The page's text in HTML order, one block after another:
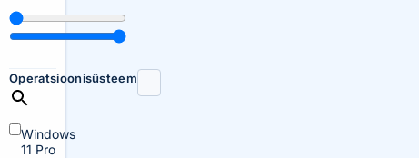
Operatsioonisüsteem
Windows
11 Pro